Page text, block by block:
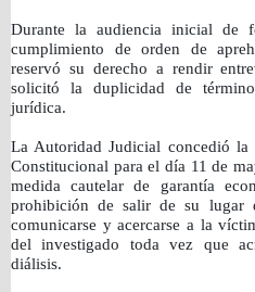
Durante la audiencia inicial de
cumplimiento de orden de
reservó su derecho a rendir
solicitó la duplicidad de
jurídica.
La Autoridad Judicial concedió
Constitucional para el día 11 de
medida cautelar de garantía
prohibición de salir de su lugar
comunicarse y acercarse a la
del investigado toda vez que
diálisis.